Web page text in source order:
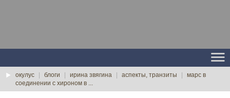
окулус блоги ирина звягина аспекты, транзиты
марс в
соединении с хироном в ...